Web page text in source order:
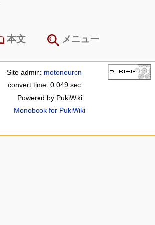
本文 メニュー
Site admin: motoneuron
convert time: 0.049 sec
Powered by PukiWiki
Monobook for PukiWiki